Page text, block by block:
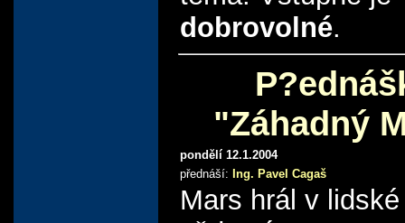
dobrovolné.
"Záhadný
pondělí 12.1.2004
přednáší: Ing. Pavel Cagaš
Mars hrál v